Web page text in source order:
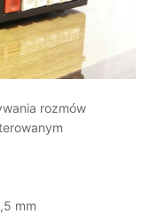
rozmów
mm